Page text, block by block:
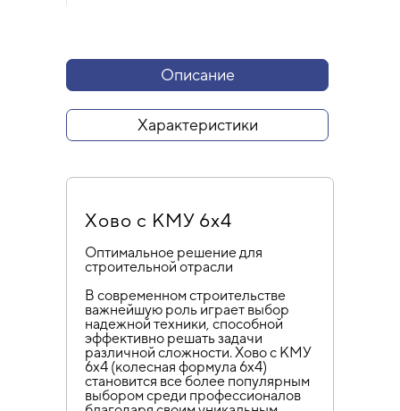
Описание
Характеристики
Хово с КМУ 6х4
Оптимальное решение для
строительной отрасли
В современном строительстве
важнейшую роль играет выбор
надежной техники, способной
эффективно решать задачи
различной сложности. Хово с КМУ
6х4 (колесная формула 6х4)
становится все более популярным
выбором среди профессионалов